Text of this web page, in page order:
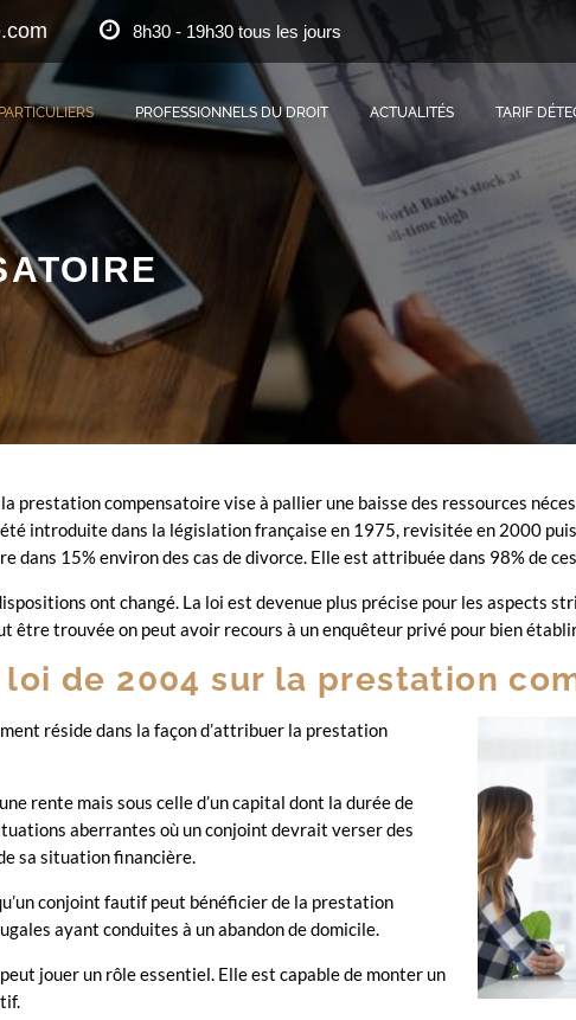
8h30 - 19h30 tous les jours
PARTICULIERS PROFESSIONNELS DU DROIT ACTUALITÉS TARIF
prestation compensatoire vise à pallier une baisse des ressources
introduite dans la législation française en 1975, revisitée en 2000
15% environ des cas de divorce. Elle est attribuée dans 98% de ces
ont changé. La loi est devenue plus précise pour les aspects
être trouvée on peut avoir recours à un enquêteur privé pour bien
de 2004 sur la prestation
réside dans la façon d’attribuer la prestation
rente mais sous celle d’un capital dont la durée de
aberrantes où un conjoint devrait verser des
sa situation financière.
conjoint fautif peut bénéficier de la prestation
ayant conduites à un abandon de domicile.
jouer un rôle essentiel. Elle est capable de monter un